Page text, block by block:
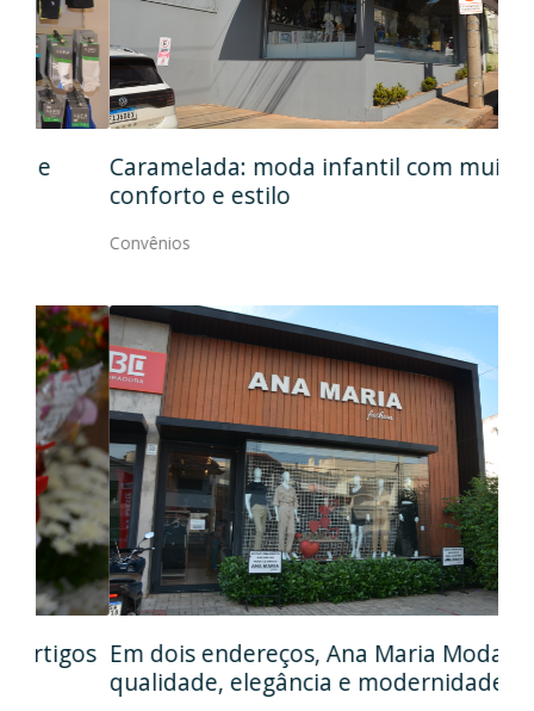
Caramelada: moda infantil com muito
conforto e estilo
Convênios
Em dois endereços, Ana Maria Modas une
qualidade, elegância e modernidade